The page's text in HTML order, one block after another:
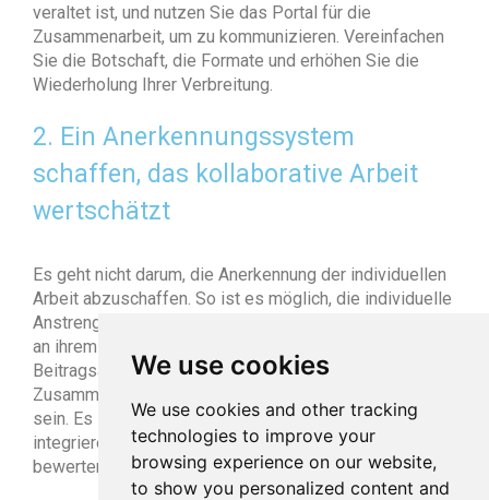
We use cookies
We use cookies and other tracking
technologies to improve your
browsing experience on our website,
to show you personalized content and
veraltet ist, und nutzen Sie das Portal für die
Zusammenarbeit, um zu kommunizieren. Vereinfachen
Sie die Botschaft, die Formate und erhöhen Sie die
Wiederholung Ihrer Verbreitung.
2. Ein Anerkennungssystem
schaffen, das kollaborative Arbeit
wertschätzt
Es geht nicht darum, die Anerkennung der individuellen
Arbeit abzuschaffen. So ist es möglich, die individuelle
Anstrengung bei der Teilnahme am Leben des Teams,
an ihrem gemeinsamen Erfolg zu bewerten. Die
Beitragsaktivität des Nutzers im Portal für
Zusammenarbeit kann ein wirksames Messinstrument
sein. Es ist auch empfehlenswert, kollektive Ziele zu
integrieren und kollaborative Kompetenzen zu
bewerten.